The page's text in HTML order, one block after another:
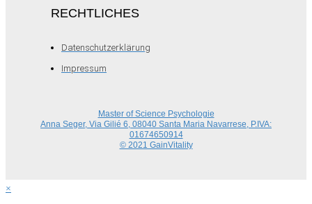
RECHTLICHES
Datenschutzerklärung
Impressum
Master of Science Psychologie
Anna Seger, Via Gilié 6, 08040 Santa Maria Navarrese, P.IVA:
01674650914
© 2021 GainVitality
×